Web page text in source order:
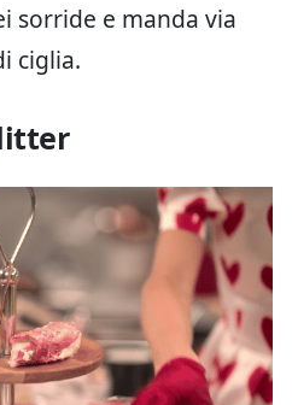
sorride e manda via
ciglia.